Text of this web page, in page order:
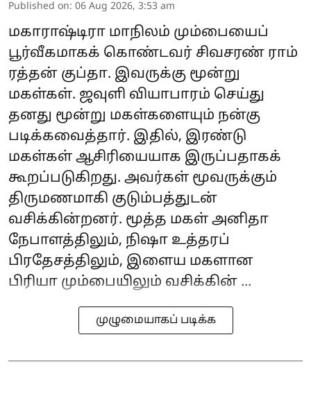
Published on: 06 Aug 2026, 3:53 am
மகாராஷ்டிரா மாநிலம் மும்பையைப்
பூர்வீகமாகக் கொண்டவர் சிவசரண் ராம்
ரத்தன் குப்தா. இவருக்கு மூன்று
மகள்கள். ஜவுளி வியாபாரம் செய்து
தனது மூன்று மகள்களையும் நன்கு
படிக்கவைத்தார். இதில், இரண்டு
மகள்கள் ஆசிரியையாக இருப்பதாகக்
கூறப்படுகிறது. அவர்கள் மூவருக்கும்
திருமணமாகி குடும்பத்துடன்
வசிக்கின்றனர். மூத்த மகள் அனிதா
நேபாளத்திலும், நிஷா உத்தரப்
பிரதேசத்திலும், இளைய மகளான
பிரியா மும்பையிலும் வசிக்கின் ...
முழுமையாகப் படிக்க